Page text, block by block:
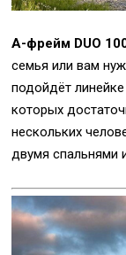
А-фрейм DUO
семья или вам
подойдёт
которых
нескольких
двумя спальнями